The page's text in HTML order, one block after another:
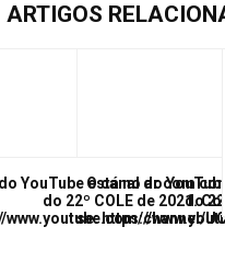
ARTIGOS
YouTube está no ar com
do 22º COLE de 2021.
www.youtube.com/channel/
O canal do
do
se: https://